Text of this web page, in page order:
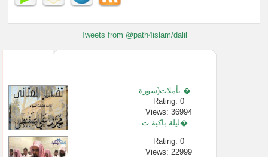
Tweets from @path4islam/dalil
تأملات(سورة �...
Rating: 0
Views: 36994
ليلة باكية ت�...
Rating: 0
Views: 22999